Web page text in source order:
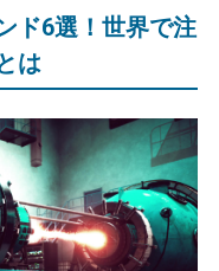
ド6選！世界で注
は